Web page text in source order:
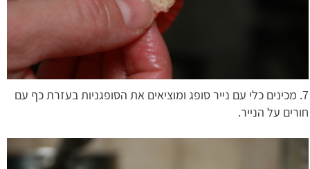
7. מכינים כלי עם נייר סופג ומוציאים את הסופגניות בעזרת כף עם
חורים על הנייר.